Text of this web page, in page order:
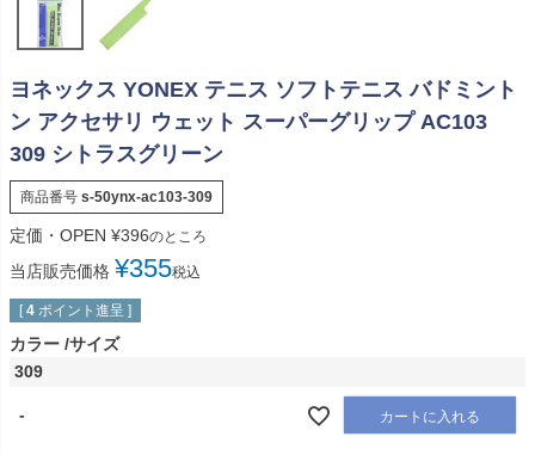
ヨネックス YONEX テニス ソフトテニス バドミント
ン アクセサリ ウェット スーパーグリップ AC103
309 シトラスグリーン
商品番号 s-50ynx-ac103-309
定価・OPEN ¥396のところ
当店販売価格 ¥355税込
[ 4 ポイント進呈 ]
カラー サイズ
309
- カートに入れる